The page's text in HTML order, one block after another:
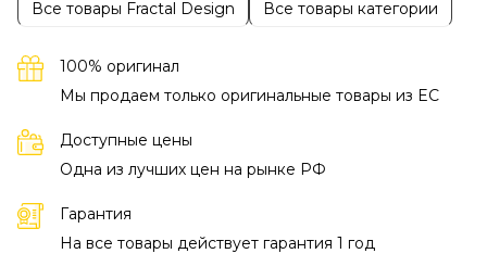
Все товары Fractal Design Все товары категории
100% оригинал
Мы продаем только оригинальные товары из EC
Доступные цены
Одна из лучших цен на рынке РФ
Гарантия
На все товары действует гарантия 1 год